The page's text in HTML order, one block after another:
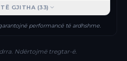
TË GJITHA (33)
performancë të ardhshme.
Ndërtojmë tregtar-ë.